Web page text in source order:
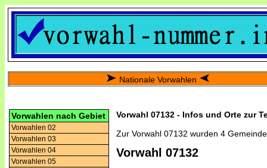
Nationale Vorwahlen
Vorwahlen nach Gebiet
Vorwahlen 02
Vorwahlen 03
Vorwahlen 04
Vorwahlen 05
Vorwahl 07132 - Infos und Orte zur
Zur Vorwahl 07132 wurden 4
Vorwahl 07132